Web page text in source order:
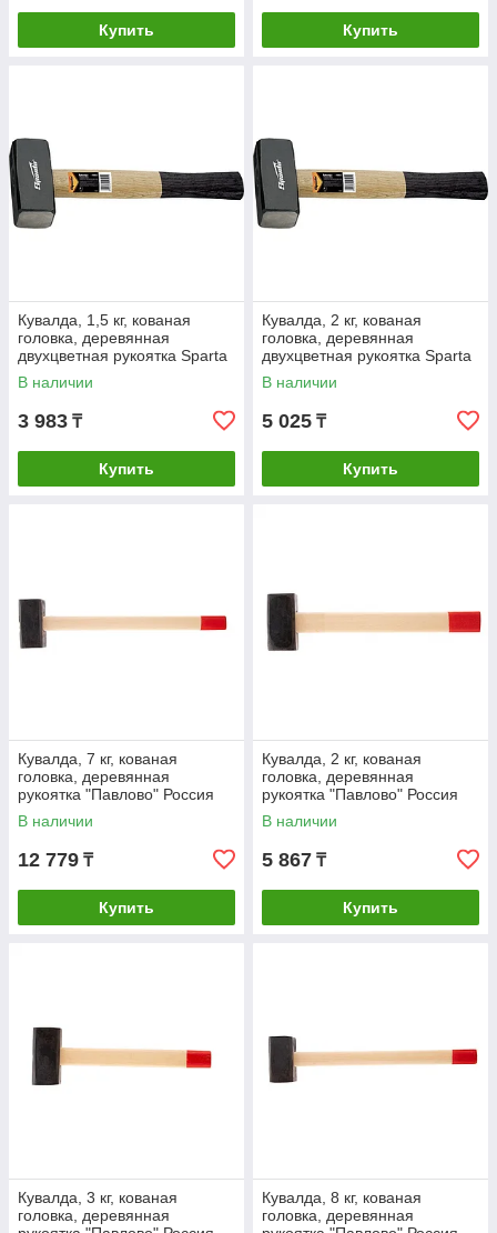
Купить Купить
Кувалда, 1,5 кг, кованая
головка, деревянная
двухцветная рукоятка Sparta
В наличии
3 983 ₸
Купить
Кувалда, 2 кг, кованая
головка, деревянная
двухцветная рукоятка Sparta
В наличии
5 025 ₸
Купить
Кувалда, 7 кг, кованая
головка, деревянная
рукоятка "Павлово" Россия
В наличии
12 779 ₸
Купить
Кувалда, 2 кг, кованая
головка, деревянная
рукоятка "Павлово" Россия
В наличии
5 867 ₸
Купить
Кувалда, 3 кг, кованая
головка, деревянная
Кувалда, 8 кг, кованая
головка, деревянная